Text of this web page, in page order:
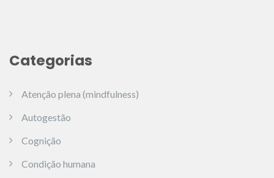
Categorias
Atenção plena (mindfulness)
Autogestão
Cognição
Condição humana